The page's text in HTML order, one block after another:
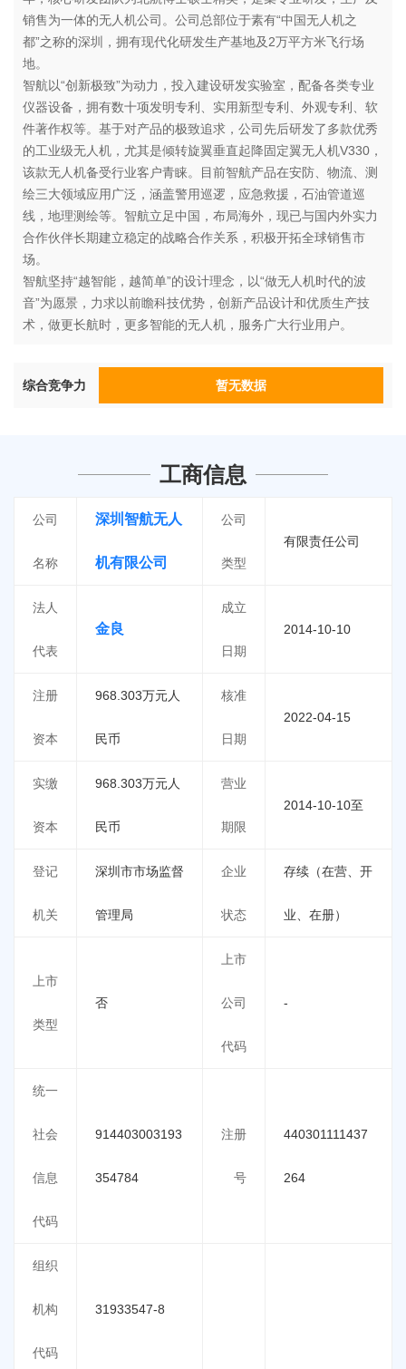
销售为一体的无人机公司。公司总部位于素有“中国无人机之
都”之称的深圳，拥有现代化研发生产基地及2万平方米飞行场
地。
智航以“创新极致”为动力，投入建设研发实验室，配备各类专业
仪器设备，拥有数十项发明专利、实用新型专利、外观专利、软
件著作权等。基于对产品的极致追求，公司先后研发了多款优秀
的工业级无人机，尤其是倾转旋翼垂直起降固定翼无人机V330，
该款无人机备受行业客户青睐。目前智航产品在安防、物流、测
绘三大领域应用广泛，涵盖警用巡逻，应急救援，石油管道巡
线，地理测绘等。智航立足中国，布局海外，现已与国内外实力
合作伙伴长期建立稳定的战略合作关系，积极开拓全球销售市
场。
智航坚持“越智能，越简单”的设计理念，以“做无人机时代的波
音”为愿景，力求以前瞻科技优势，创新产品设计和优质生产技
术，做更长航时，更多智能的无人机，服务广大行业用户。
综合竞争力 暂无数据
工商信息
公司
名称
深圳智航无人
机有限公司
公司
类型
有限责任公司
法人
代表
金良
成立
日期
2014-10-10
注册
资本
968.303万元人
民币
核准
日期
2022-04-15
实缴
资本
968.303万元人
民币
营业
期限
2014-10-10至
登记
机关
深圳市市场监督
管理局
企业
状态
存续（在营、开
业、在册）
上市
类型
否
上市
公司
代码
-
统一
社会
信息
代码
914403003193
354784
注册
号
440301111437
264
组织
机构
代码
31933547-8